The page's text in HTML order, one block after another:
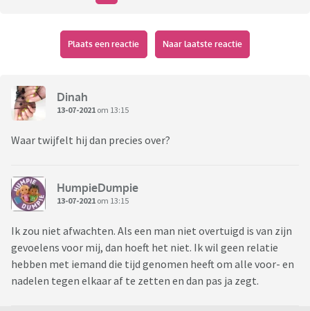
Plaats een reactie Naar laatste reactie
Dinah
13-07-2021 om 13:15
Waar twijfelt hij dan precies over?
HumpieDumpie
13-07-2021 om 13:15
Ik zou niet afwachten. Als een man niet overtuigd is van zijn
gevoelens voor mij, dan hoeft het niet. Ik wil geen relatie
hebben met iemand die tijd genomen heeft om alle voor- en
nadelen tegen elkaar af te zetten en dan pas ja zegt.